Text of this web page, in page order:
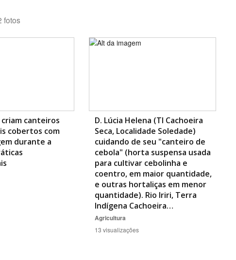
fotos
canteiros
cobertos com
durante a
D. Lúcia Helena (TI Cachoeira
Seca, Localidade Soledade)
cuidando de seu "canteiro de
cebola" (horta suspensa usada
para cultivar cebolinha e
coentro, em maior quantidade,
e outras hortaliças em menor
quantidade). Rio Iriri, Terra
Indígena Cachoeira…
Agricultura
13 visualizações